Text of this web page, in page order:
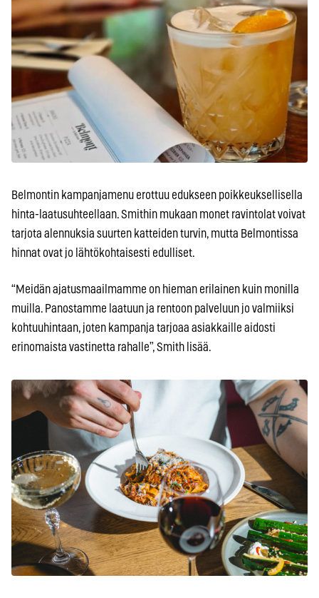
Belmontin kampanjamenu erottuu edukseen poikkeuksellisella
hinta-laatusuhteellaan. Smithin mukaan monet ravintolat voivat
tarjota alennuksia suurten katteiden turvin, mutta Belmontissa
hinnat ovat jo lähtökohtaisesti edulliset.
“Meidän ajatusmaailmamme on hieman erilainen kuin monilla
muilla. Panostamme laatuun ja rentoon palveluun jo valmiiksi
kohtuuhintaan, joten kampanja tarjoaa asiakkaille aidosti
erinomaista vastinetta rahalle”, Smith lisää.